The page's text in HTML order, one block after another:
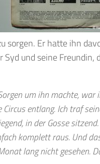
sorgen. Er hatte ihn
und seine Freundin,
um ihn machte, war
entlang. Ich traf
in der Gosse
komplett raus. Und
lang nicht gesehen.